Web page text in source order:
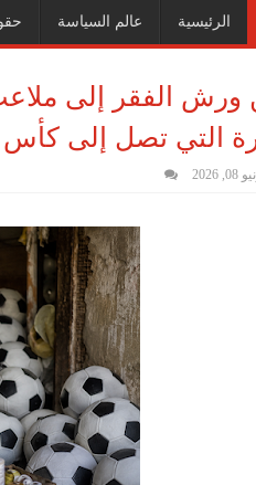
الرئيسية عالم السياسة
ورش الفقر إلى
التي تصل إلى كأس
2026